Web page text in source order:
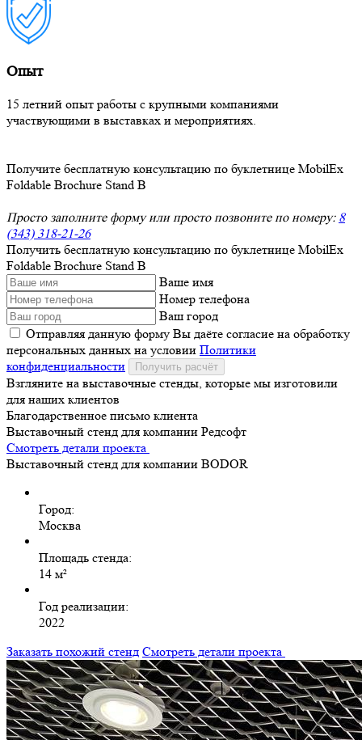
Опыт
15 летний опыт работы с крупными компаниями
участвующими в выставках и мероприятиях.
Получите бесплатную консультацию по буклетнице MobilEx
Foldable Brochure Stand B
Просто заполните форму или просто позвоните по номеру: 8
(343) 318-21-26
Получить бесплатную консультацию по буклетнице MobilEx
Foldable Brochure Stand B
Ваше имя
Номер телефона
Ваш город
Отправляя данную форму Вы даёте согласие на обработку
персональных данных на условии Политики
конфиденциальности
Получить расчёт
Взгляните на выставочные стенды, которые мы изготовили
для наших клиентов
Благодарственное письмо клиента
Выставочный стенд для компании Редсофт
Смотреть детали проекта
Выставочный стенд для компании BODOR
Город:
Москва
Площадь стенда:
14 м²
Год реализации:
2022
Заказать похожий стенд Смотреть детали проекта